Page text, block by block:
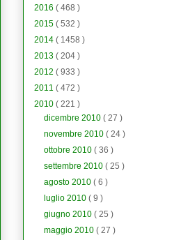
2016 ( 468 )
2015 ( 532 )
2014 ( 1458 )
2013 ( 204 )
2012 ( 933 )
2011 ( 472 )
2010 ( 221 )
dicembre 2010( 27 )
novembre 2010( 24 )
ottobre 2010( 36 )
settembre 2010( 25 )
agosto 2010( 6 )
luglio 2010( 9 )
giugno 2010( 25 )
maggio 2010( 27 )